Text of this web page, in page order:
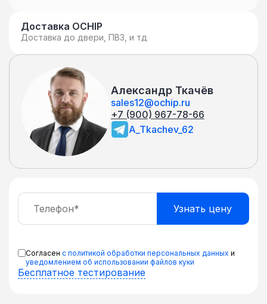
Доставка OCHIP
Доставка до двери, ПВЗ, и тд
Александр Ткачёв
sales12@ochip.ru
+7 (900) 967-78-66
A_Tkachev_62
Согласен с политикой обработки персональных данных и
уведомлением об использовании файлов куки
Бесплатное тестирование